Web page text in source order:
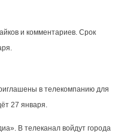
и комментариев. Срок
в телекомпанию для
27 января.
В телеканал войдут города